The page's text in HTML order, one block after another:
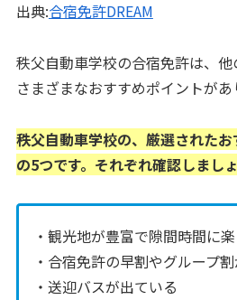
出典:合宿免許DREAM
秩父自動車学校の合宿免許は、
さまざまなおすすめポイントがあ
秩父自動車学校の、厳選された
の5つです。それぞれ確認しましょ
・観光地が豊富で隙間時間に
・合宿免許の早割やグループ
・送迎バスが出ている